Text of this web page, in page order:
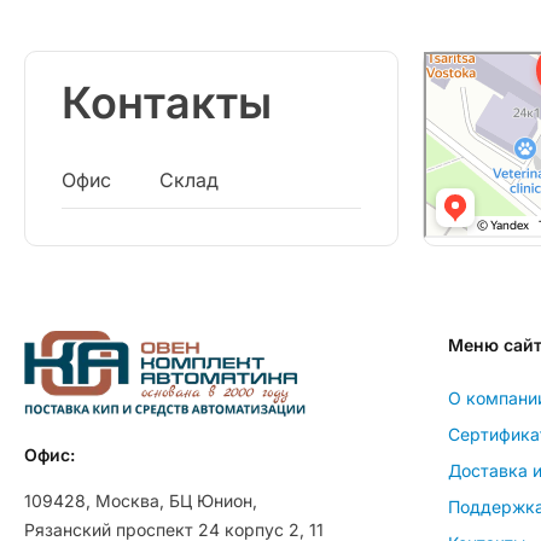
Контакты
Офис Склад
Офис:
109428, Москва, БЦ Юнион,
Рязанский проспект 24 корпус 2, 11
Меню
О
Доставка